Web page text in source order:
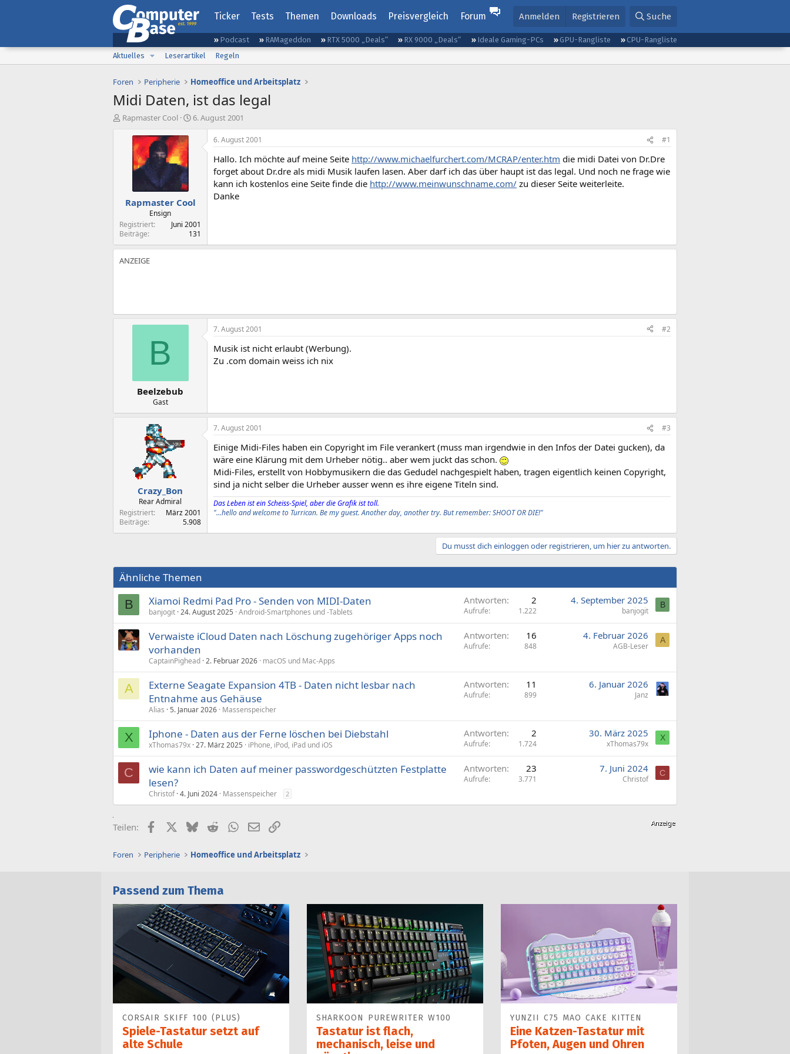
Ticker Tests Themen Downloads Preisvergleich Forum Anmelden Registrieren Suche
Podcast RAMageddon RTX 5000 „Deals“ RX 9000 „Deals“ Ideale Gaming-PCs GPU-Rangliste
CPU-Rangliste
Aktuelles
Leserartikel Regeln
Foren Peripherie Homeoffice und Arbeitsplatz
Midi Daten, ist das legal
E
Rapmaster Cool
E
a
6. August 2001
Rapmaster Cool
Ensign
Registriert
Juni 2001
Beiträge
131
6. August 2001 #1
Hallo. Ich möchte auf meine Seite http://www.michaelfurchert.com/MCRAP/enter.htm die midi Datei von Dr.Dre
forget about Dr.dre als midi Musik laufen lasen. Aber darf ich das über haupt ist das legal. Und noch ne frage wie
kann ich kostenlos eine Seite finde die http://www.meinwunschname.com/ zu dieser Seite weiterleite.
Danke
B
Beelzebub
Gast
7. August 2001 #2
Musik ist nicht erlaubt (Werbung).
Zu .com domain weiss ich nix
Crazy_Bon
Rear Admiral
Registriert
März 2001
Beiträge
5.908
7. August 2001 #3
Einige Midi-Files haben ein Copyright im File verankert (muss man irgendwie in den Infos der Datei gucken), da
wäre eine Klärung mit dem Urheber nötig.. aber wem juckt das schon.
Midi-Files, erstellt von Hobbymusikern die das Gedudel nachgespielt haben, tragen eigentlich keinen Copyright,
sind ja nicht selber die Urheber ausser wenn es ihre eigene Titeln sind.
Das Leben ist ein Scheiss-Spiel, aber die Grafik ist toll.
"...hello and welcome to Turrican. Be my guest. Another day, another try. But remember: SHOOT OR DIE!"
Du musst dich einloggen oder registrieren, um hier zu antworten.
Ähnliche Themen
B Xiamoi Redmi Pad Pro - Senden von MIDI-Daten
banjogit 24. August 2025 Android-Smartphones und -Tablets
Antworten 2
Aufrufe 1.222
4. September 2025
banjogit
B
Verwaiste iCloud Daten nach Löschung zugehöriger Apps noch
vorhanden
CaptainPighead 2. Februar 2026 macOS und Mac-Apps
Antworten 16
Aufrufe 848
4. Februar 2026
AGB-Leser
A
A
Externe Seagate Expansion 4TB - Daten nicht lesbar nach
Entnahme aus Gehäuse
Alias 5. Januar 2026 Massenspeicher
Antworten 11
Aufrufe 899
6. Januar 2026
Janz
X Iphone - Daten aus der Ferne löschen bei Diebstahl
xThomas79x 27. März 2025 iPhone, iPod, iPad und iOS
Antworten 2
Aufrufe 1.724
30. März 2025
xThomas79x
X
C
wie kann ich Daten auf meiner passwordgeschützten Festplatte
lesen?
Christof 4. Juni 2024 Massenspeicher 2
Antworten 23
Aufrufe 3.771
7. Juni 2024
Christof
C
Teilen: FacebookX (Twitter)
BlueskyRedditWhatsApp
E-MailLink
Foren Peripherie Homeoffice und Arbeitsplatz
Passend zum Thema
CORSAIR SKIFF 100 (PLUS)
Spiele-Tastatur setzt auf
alte Schule
SHARKOON PUREWRITER W100
Tastatur ist flach,
mechanisch, leise und
YUNZII C75 MAO CAKE KITTEN
Eine Katzen-Tastatur mit
Pfoten, Augen und Ohren